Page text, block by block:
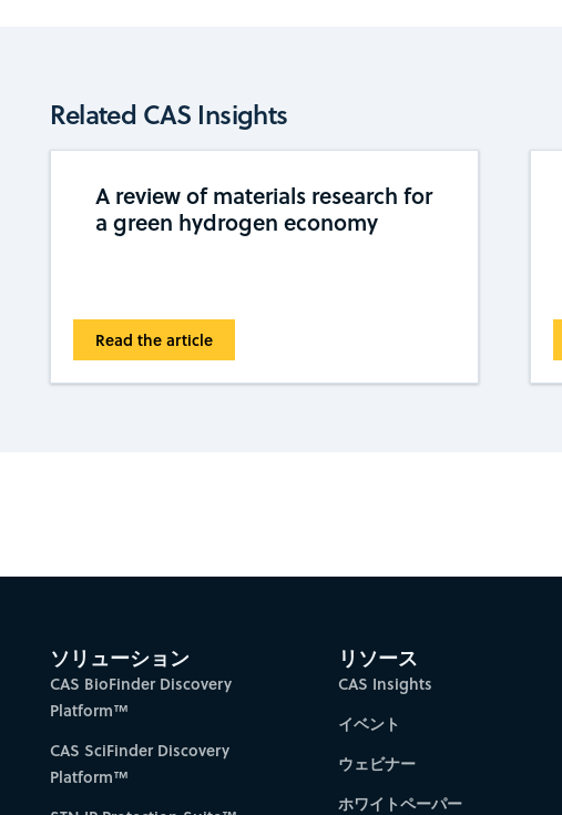
Related CAS Insights
A review of materials research for
a green hydrogen economy
Read the article
ソリューション
CAS BioFinder Discovery
Platform™
CAS SciFinder Discovery
Platform™
リソース
CAS Insights
イベント
ウェビナー
ホワイトペーパー